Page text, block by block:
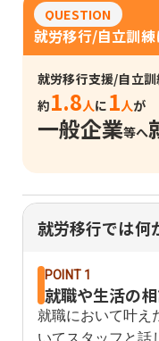
QUESTION
就労移行/自立訓
就労移行支援/自立
約1.8人に 1人が
一般企業等へ
就労移行では何
POINT 1
就職や生活の
就職において叶え
いてスタッフと話